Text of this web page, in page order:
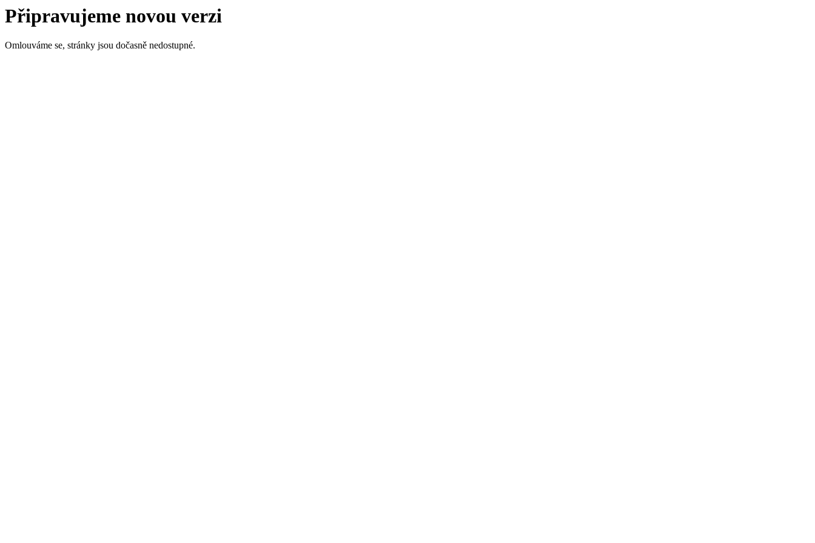
Připravujeme novou verzi
Omlouváme se, stránky jsou dočasně nedostupné.